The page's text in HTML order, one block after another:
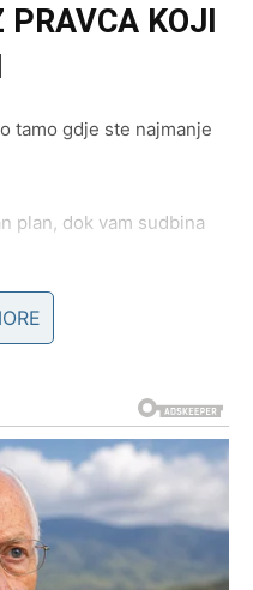
PRAVCA KOJI
tamo gdje ste najmanje
plan, dok vam sudbina
odluka mogli bi
značajno popraviti vašu
za nove ideje i
pogled djeluje neobično.